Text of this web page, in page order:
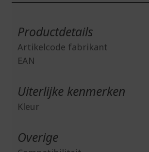
Productdetails
Artikelcode fabrikant
EAN
Uiterlijke kenmerken
Kleur
Overige